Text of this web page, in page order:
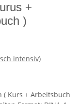
+
)
intensiv)
( Kurs + Arbeitsbuch